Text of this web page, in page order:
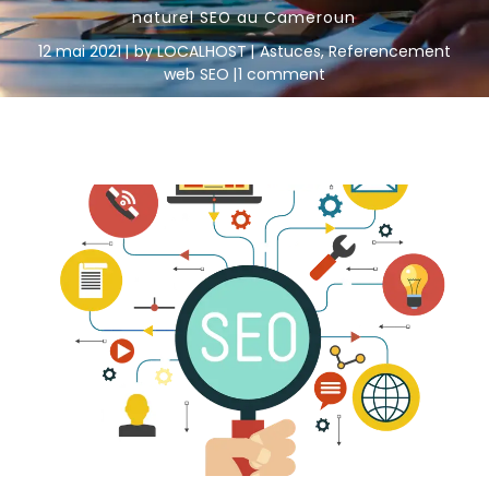
naturel SEO au Cameroun
12 mai 2021 byLOCALHOST Astuces,Referencement
web SEO 1 comment